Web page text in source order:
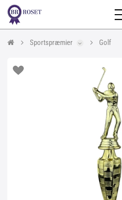
Sportspræmier Golf